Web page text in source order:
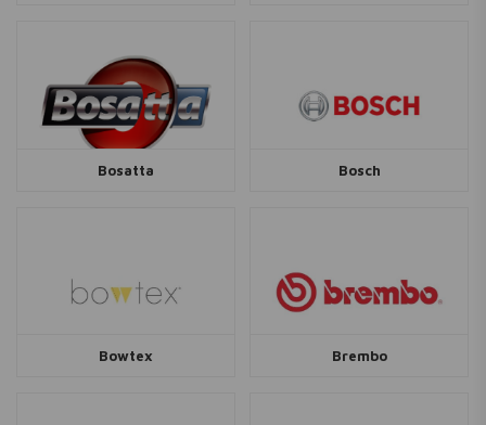
Bosatta Bosch
Bowtex Brembo